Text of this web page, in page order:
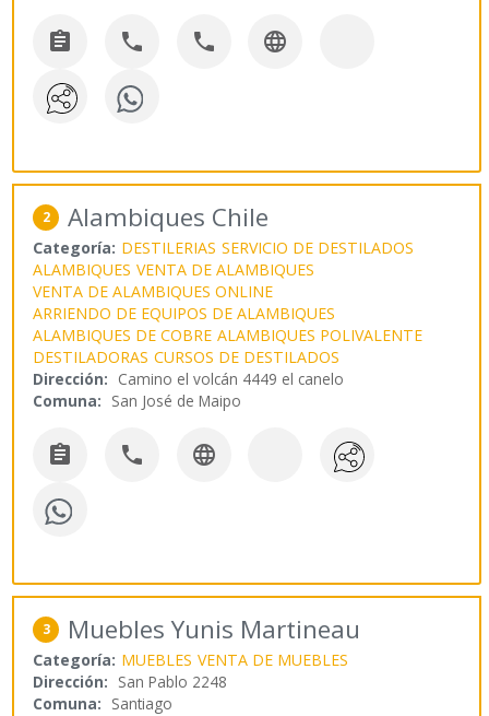
   
2 Alambiques Chile
Categoría: DESTILERIAS SERVICIO DE DESTILADOS
ALAMBIQUES VENTA DE ALAMBIQUES
VENTA DE ALAMBIQUES ONLINE
ARRIENDO DE EQUIPOS DE ALAMBIQUES
ALAMBIQUES DE COBRE ALAMBIQUES POLIVALENTE
DESTILADORAS CURSOS DE DESTILADOS
Dirección: Camino el volcán 4449 el canelo
Comuna: San José de Maipo
  
3 Muebles Yunis Martineau
Categoría: MUEBLES VENTA DE MUEBLES
Dirección: San Pablo 2248
Comuna: Santiago